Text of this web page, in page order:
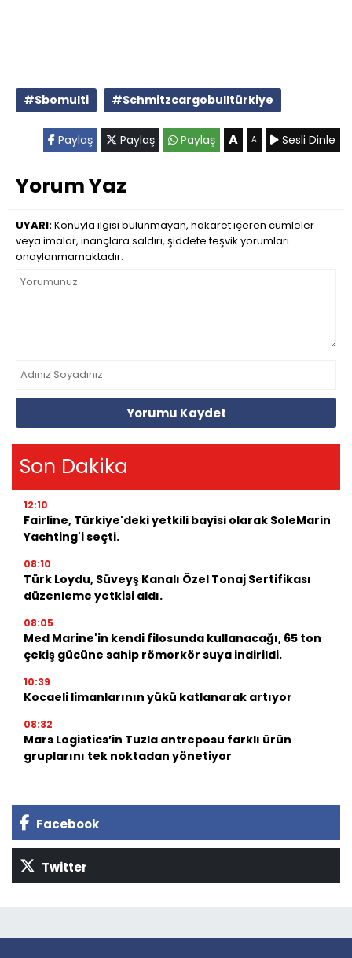
#Sbomulti #Schmitzcargobulltürkiye
Paylaş Paylaş Paylaş A A Sesli Dinle
Yorum Yaz
UYARI:Konuyla ilgisi bulunmayan, hakaret içeren cümleler
veya imalar, inançlara saldırı, şiddete teşvik yorumları
onaylanmamaktadır.
Yorumu Kaydet
Son Dakika
12:10
Fairline, Türkiye'deki yetkili bayisi olarak SoleMarin
Yachting'i seçti.
08:10
Türk Loydu, Süveyş Kanalı Özel Tonaj Sertifikası
düzenleme yetkisi aldı.
08:05
Med Marine'in kendi filosunda kullanacağı, 65 ton
çekiş gücüne sahip römorkör suya indirildi.
10:39
Kocaeli limanlarının yükü katlanarak artıyor
08:32
Mars Logistics’in Tuzla antreposu farklı ürün
gruplarını tek noktadan yönetiyor
Facebook
Twitter